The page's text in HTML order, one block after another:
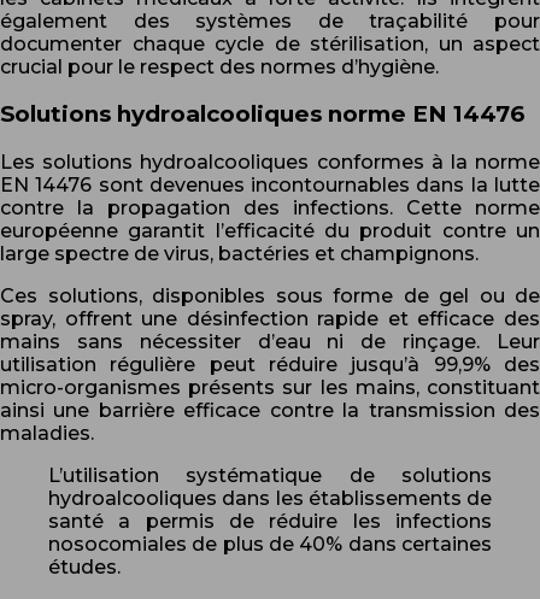
également des systèmes de traçabilité pour
documenter chaque cycle de stérilisation, un aspect
crucial pour le respect des normes d’hygiène.
Solutions hydroalcooliques norme EN 14476
Les solutions hydroalcooliques conformes à la norme
EN 14476 sont devenues incontournables dans la lutte
contre la propagation des infections. Cette norme
européenne garantit l’efficacité du produit contre un
large spectre de virus, bactéries et champignons.
Ces solutions, disponibles sous forme de gel ou de
spray, offrent une désinfection rapide et efficace des
mains sans nécessiter d’eau ni de rinçage. Leur
utilisation régulière peut réduire jusqu’à 99,9% des
micro-organismes présents sur les mains, constituant
ainsi une barrière efficace contre la transmission des
maladies.
L’utilisation systématique de solutions
hydroalcooliques dans les établissements de
santé a permis de réduire les infections
nosocomiales de plus de 40% dans certaines
études.